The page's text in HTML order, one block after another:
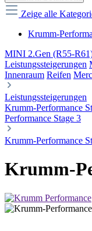
Zeige alle
Krumm-
MINI 2.Gen (R55-
Leistungssteigerungen
Innenraum Reifen
Leistungssteigerungen
Krumm-Performance
Performance Stage 3
Krumm-Performance
Krumm-